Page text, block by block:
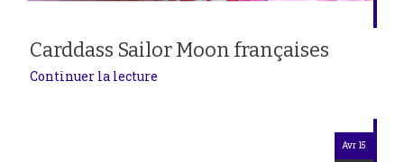
Carddass Sailor Moon françaises
Continuer la lecture
Avr 15